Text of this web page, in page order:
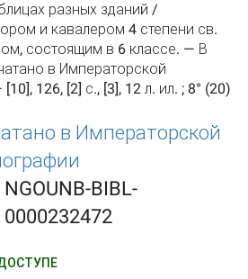
разных зданий /
и кавалером 4 степени св.
состоящим в 6 классе. — В
в Императорской
126, [2] с., [3], 12 л. ил. ; 8° (20)
в Императорской
NGOUNB-BIBL-
0000232472